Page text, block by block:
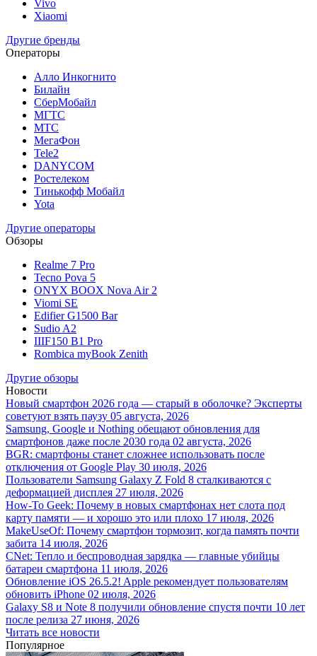
Vivo
Xiaomi
Другие бренды
Операторы
Алло Инкогнито
Билайн
СберМобайл
МГТС
МТС
МегаФон
Tele2
DANYCOM
Ростелеком
Тинькофф Мобайл
Yota
Другие операторы
Обзоры
Realme 7 Pro
Tecno Pova 5
ONYX BOOX Nova Air 2
Viomi SE
Edifier G1500 Bar
Sudio A2
IIIF150 B1 Pro
Rombica myBook Zenith
Другие обзоры
Новости
Новый смартфон 2026 года — старый в оболочке? Эксперты
советуют взять паузу 05 августа, 2026
Samsung, Google и Nothing обещают обновления для
смартфонов даже после 2030 года 02 августа, 2026
BGR: смартфоны станет сложнее использовать после
отключения от Google Play 30 июля, 2026
Пользователи Samsung Galaxy Z Fold 8 сталкиваются с
деформацией дисплея 27 июля, 2026
How-To Geek: Почему в новых смартфонах нет слота под
карту памяти — и хорошо это или плохо 17 июля, 2026
MakeUseOf: Почему смартфон тормозит, когда память почти
забита 14 июля, 2026
CNet: Тепло и беспроводная зарядка — главные убийцы
батареи смартфона 11 июля, 2026
Обновление iOS 26.5.2! Apple рекомендует пользователям
обновить iPhone 02 июля, 2026
Galaxy S8 и Note 8 получили обновление спустя почти 10 лет
после релиза 27 июня, 2026
Читать все новости
Популярное